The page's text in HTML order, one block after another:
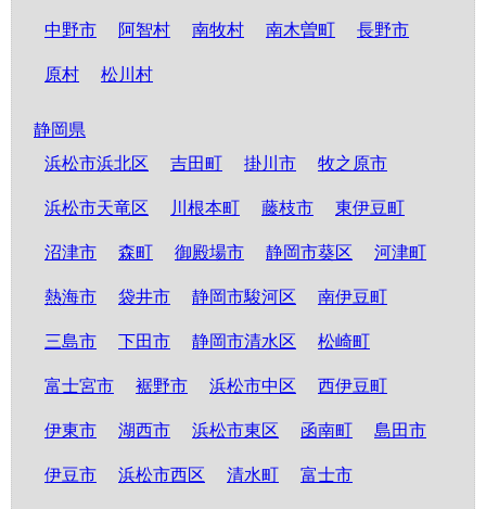
中野市 阿智村 南牧村 南木曽町 長野市
原村 松川村
静岡県
浜松市浜北区
吉田町 掛川市 牧之原市
浜松市天竜区 川根本町 藤枝市 東伊豆町
沼津市 森町 御殿場市 静岡市葵区 河津町
熱海市 袋井市 静岡市駿河区 南伊豆町
三島市 下田市 静岡市清水区 松崎町
富士宮市 裾野市 浜松市中区 西伊豆町
伊東市 湖西市 浜松市東区 函南町 島田市
伊豆市 浜松市西区 清水町 富士市